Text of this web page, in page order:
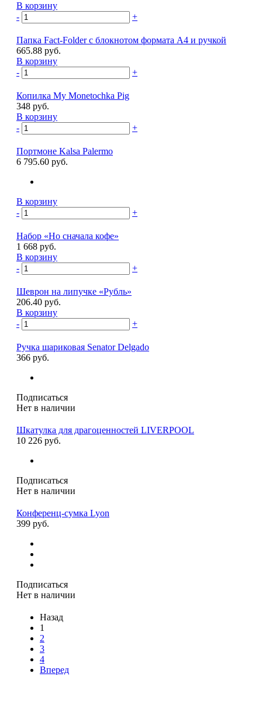
В корзину
-
+
Папка Fact-Folder c блокнотом формата А4 и ручкой
665.88 руб.
В корзину
-
+
Копилка My Monetochka Pig
348 руб.
В корзину
-
+
Портмоне Kalsa Palermo
6 795.60 руб.
В корзину
-
+
Набор «Но сначала кофе»
1 668 руб.
В корзину
-
+
Шеврон на липучке «Рубль»
206.40 руб.
В корзину
-
+
Ручка шариковая Senator Delgado
366 руб.
Подписаться
Нет в наличии
Шкатулка для драгоценностей LIVERPOOL
10 226 руб.
Подписаться
Нет в наличии
Конференц-сумка Lyon
399 руб.
Подписаться
Нет в наличии
Назад
1
2
3
4
Вперед